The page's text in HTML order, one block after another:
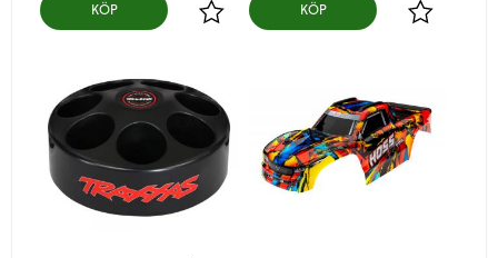
Lägg till i favoriter
KÖP
Lägg till i
KÖP